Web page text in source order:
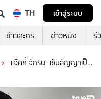
TH
เข้าสู่ระบบ
ข่าวละคร ข่าวหนัง รี
"แจ๊คกี้ จักริน" เซ็นสัญญาเป็น